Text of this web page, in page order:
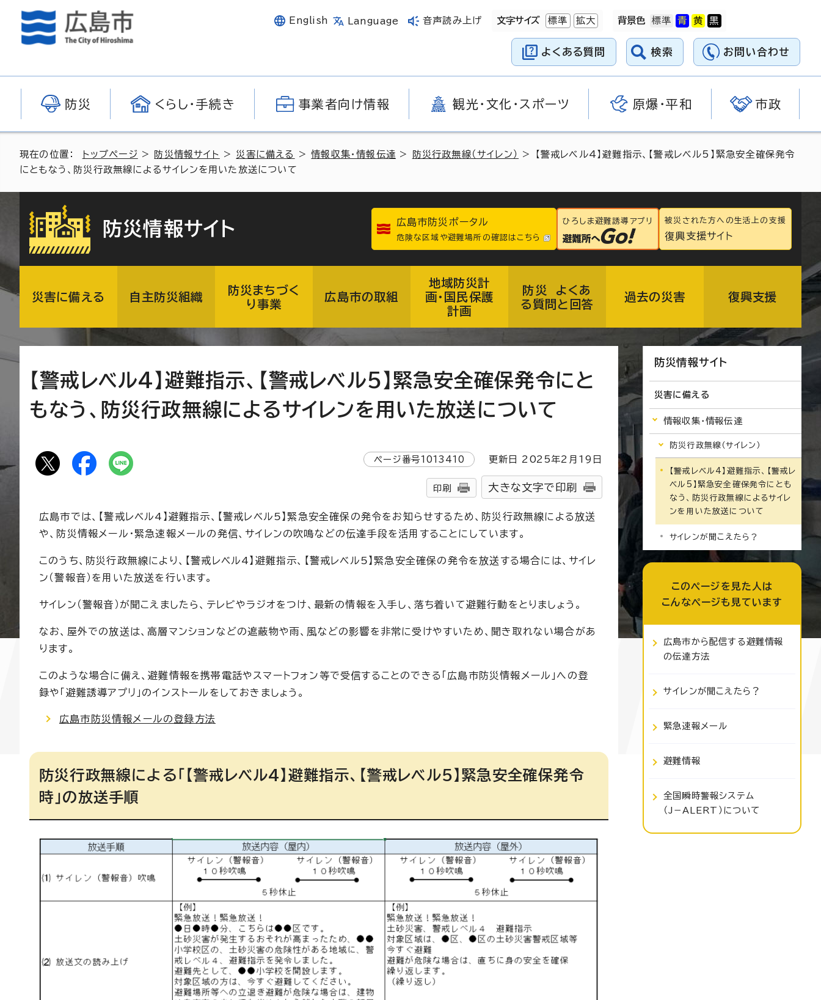
English Language 音声読み上げ 文字サイズ 標準 拡大 背景色
よくある質問 検索 お問い合わせ
防災 くらし・手続き 事業者向け情報 観光・文化・スポーツ 原爆・平和 市政
現在の位置： トップページ > 防災情報サイト > 災害に備える >情報収集・情報伝達 > 防災行政無線（サイレン）
> 【警戒レベル4】避難指示、【警戒レベル5】緊急安全確保発令
にともなう、防災行政無線によるサイレンを用いた放送について
防災情報サイト 広島市防災ポータル
危険な区域や避難場所の確認はこちら
ひろしま避難誘導アプリ 被災された方への生活上の支援
復興支援サイト
災害に備える 自主防災組織
防災まちづく
り事業
広島市の取組
地域防災計
画・国民保護
計画
防災 よくあ
る質問と回答
過去の災害 復興支援
【警戒レベル4】避難指示、【警戒レベル5】緊急安全確保発令にと
もなう、防災行政無線によるサイレンを用いた放送について
ページ番号1013410 更新日 2025年2月 19 日
印刷 大きな文字で印刷
広島市では、【警戒レベル4】避難指示、【警戒レベル5】緊急安全確保の発令をお知らせするため、防災行政無線による放送
や、防災情報メール・緊急速報メールの発信、サイレンの吹鳴などの伝達手段を活用することにしています。
このうち、防災行政無線により、【警戒レベル4】避難指示、【警戒レベル5】緊急安全確保の発令を放送する場合には、サイレ
ン（警報音）を用いた放送を行います。
サイレン（警報音）が聞こえましたら、テレビやラジオをつけ、最新の情報を入手し、落ち着いて避難行動をとりましょう。
なお、屋外での放送は、高層マンションなどの遮蔽物や雨、風などの影響を非常に受けやすいため、聞き取れない場合があ
ります。
このような場合に備え、避難情報を携帯電話やスマートフォン等で受信することのできる「広島市防災情報メール」への登
録や「避難誘導アプリ」のインストールをしておきましょう。
広島市防災情報メールの登録方法
防災行政無線による「【警戒レベル4】避難指示、【警戒レベル5】緊急安全確保発令
時」の放送手順
防災情報サイト
災害に備える
情報収集・情報伝達
防災行政無線（サイレン）
【警戒レベル4】避難指示、【警戒レ
ベル5】緊急安全確保発令にとも
なう、防災行政無線によるサイレ
ンを用いた放送について
サイレンが聞こえたら？
このページを見た人は
こんなページも見ています
広島市から配信する避難情報
の伝達方法
サイレンが聞こえたら？
緊急速報メール
避難情報
全国瞬時警報システム
（J−ALERT）について